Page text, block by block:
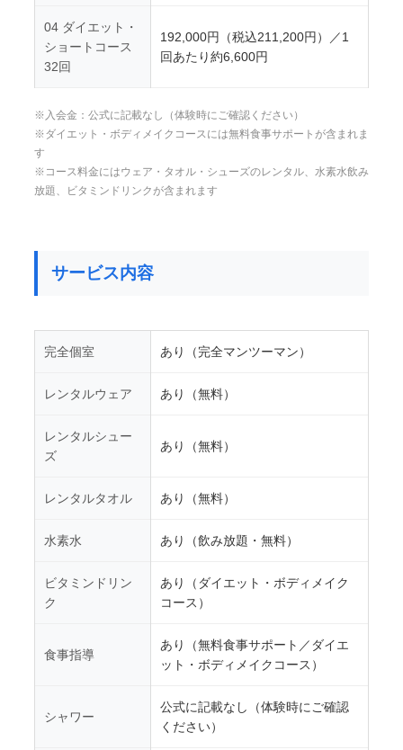
04 ダイエット・
ショートコース
32回
192,000円（税込211,200円）／1
回あたり約6,600円
※入会金：公式に記載なし（体験時にご確認ください）
※ダイエット・ボディメイクコースには無料食事サポートが含まれま
す
※コース料金にはウェア・タオル・シューズのレンタル、水素水飲み
放題、ビタミンドリンクが含まれます
サービス内容
完全個室 あり（完全マンツーマン）
レンタルウェア あり（無料）
レンタルシュー
ズ
あり（無料）
レンタルタオル あり（無料）
水素水 あり（飲み放題・無料）
ビタミンドリン
ク
あり（ダイエット・ボディメイク
コース）
食事指導
あり（無料食事サポート／ダイエ
ット・ボディメイクコース）
シャワー
公式に記載なし（体験時にご確認
ください）